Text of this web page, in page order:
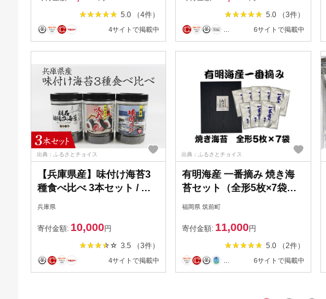
5.0 （4件）
4サイトで掲載中
苔 味つけ海苔 海苔セット
一番摘み 海苔 味付海苔
BX004】
5.0 （3件）
6サイトで掲載中
出典：ふるさとチョイス
【兵庫県産】味付け海苔3
種食べ比べ 3本セット / 味
付けのり 兵庫のり 兵庫海
り 卓上のり 人気 おすすめ
常温 常温保存 弁当
兵庫県
寄付金額: 10,000円
3.5 （3件）
4サイトで掲載中
出典：ふるさとチョイス
有明海産 一番摘み 焼き海
苔セット（全形5枚×7袋）
き海苔 焼きのり 海苔セッ
ト 一番摘み 小分け 便利 海
苔 BX007】
福岡県 筑前町
寄付金額: 11,000円
5.0 （2件）
6サイトで掲載中